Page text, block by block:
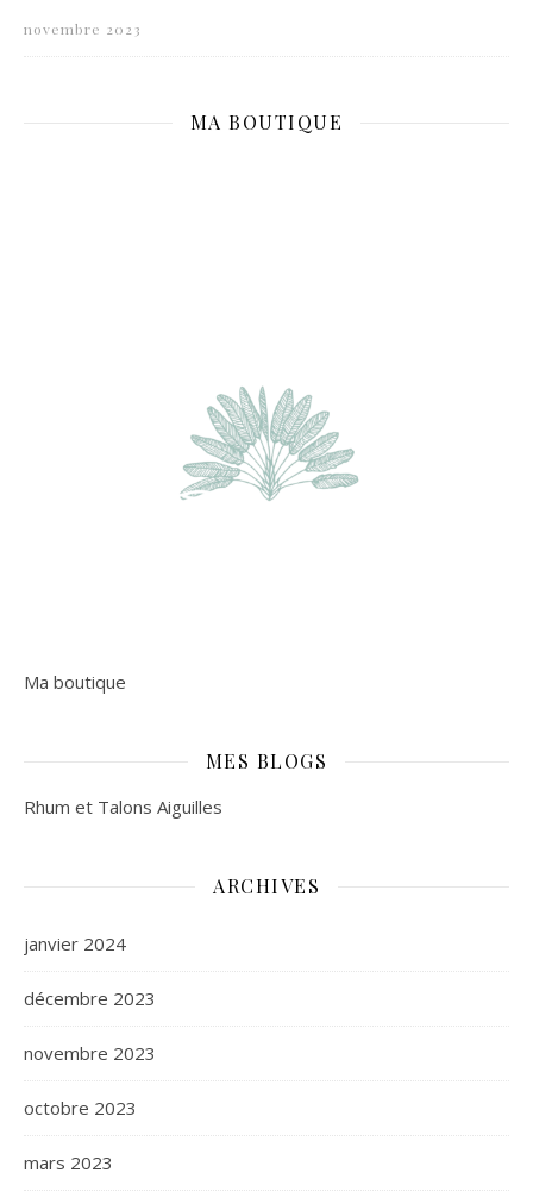
novembre 2023
MA BOUTIQUE
Ma boutique
MES BLOGS
Rhum et Talons Aiguilles
ARCHIVES
janvier 2024
décembre 2023
novembre 2023
octobre 2023
mars 2023